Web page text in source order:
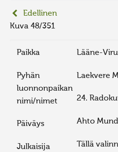
Edellinen
Kuva 48/351
Paikka Lääne-
Pyhän
luonnonpaikan
nimi/nimet
Laekvere
Päiväys
24.
Julkaisija
Ahto Mund
Tällä